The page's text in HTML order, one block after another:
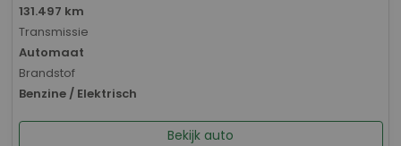
131.497 km
Transmissie
Automaat
Brandstof
Benzine / Elektrisch
Bekijk auto